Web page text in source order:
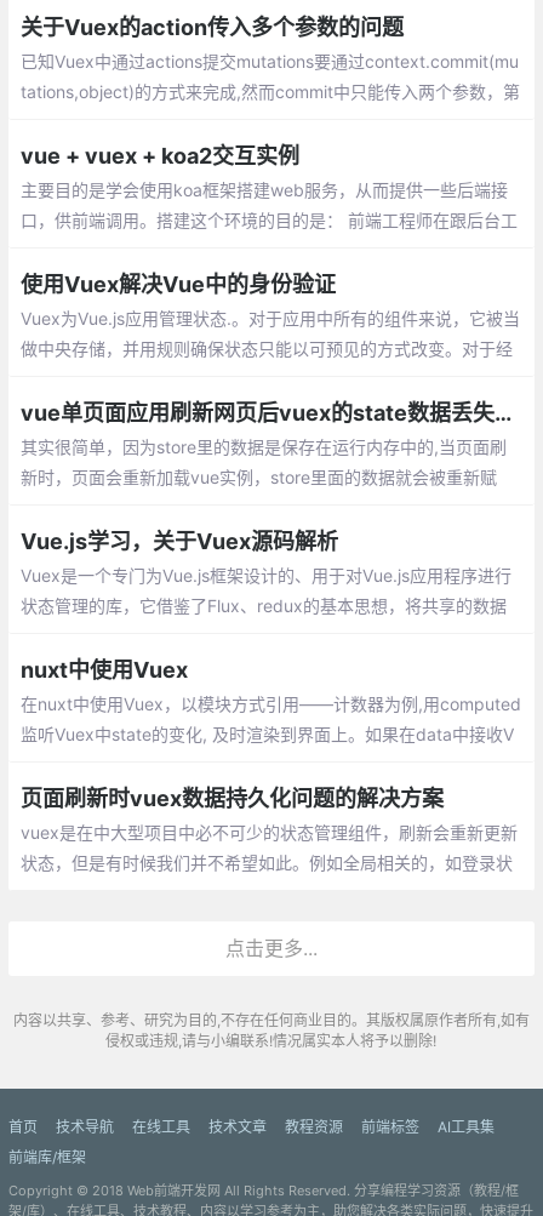
re，然后再全局注入一下
关于Vuex的action传入多个参数的问题
已知Vuex中通过actions提交mutations要通过context.commit(mu
tations,object)的方式来完成,然而commit中只能传入两个参数，第
vue + vuex + koa2交互实例
主要目的是学会使用koa框架搭建web服务，从而提供一些后端接
口，供前端调用。搭建这个环境的目的是： 前端工程师在跟后台工
够走前端工程师自己搭建的http路径
使用Vuex解决Vue中的身份验证
Vuex为Vue.js应用管理状态.。对于应用中所有的组件来说，它被当
做中央存储，并用规则确保状态只能以可预见的方式改变。对于经
下吧。
vue单页面应用刷新网页后vuex的state数据丢失的解决方案
其实很简单，因为store里的数据是保存在运行内存中的,当页面刷
新时，页面会重新加载vue实例，store里面的数据就会被重新赋
来改变
Vue.js学习，关于Vuex源码解析
Vuex是一个专门为Vue.js框架设计的、用于对Vue.js应用程序进行
状态管理的库，它借鉴了Flux、redux的基本思想，将共享的数据
行高效的状态管理与更新。
nuxt中使用Vuex
在nuxt中使用Vuex，以模块方式引用——计数器为例,用computed
监听Vuex中state的变化, 及时渲染到界面上。如果在data中接收V
页面刷新时vuex数据持久化问题的解决方案
vuex是在中大型项目中必不可少的状态管理组件，刷新会重新更新
状态，但是有时候我们并不希望如此。例如全局相关的，如登录状
点击更多...
内容以共享、参考、研究为目的,不存在任何商业目的。其版权属原作者所有,如有
侵权或违规,请与小编联系!情况属实本人将予以删除!
首页 技术导航 在线工具 技术文章 教程资源 前端标签
AI工具集
前端库/框架